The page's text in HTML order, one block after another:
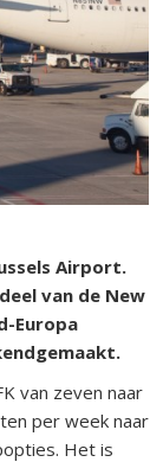
Airport.
van de New
Europa
van zeven naar
per week naar
Het is